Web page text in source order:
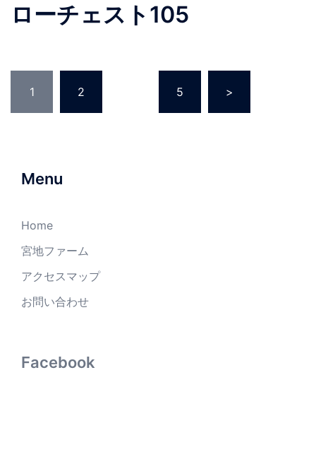
ローチェスト105
1 2 5 >
Menu
Home
宮地ファーム
アクセスマップ
お問い合わせ
Facebook